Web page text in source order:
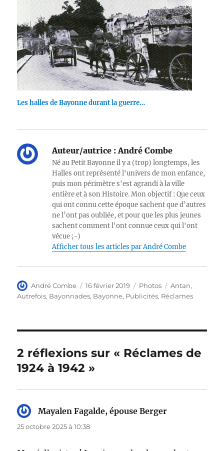
Les halles de Bayonne durant la guerre…
Auteur/autrice :André Combe
Né au Petit Bayonne il y a (trop) longtemps, les
Halles ont représenté l'univers de mon enfance,
puis mon périmètre s'est agrandi à la ville
entière et à son Histoire. Mon objectif : Que ceux
qui ont connu cette époque sachent que d’autres
ne l’ont pas oubliée, et pour que les plus jeunes
sachent comment l'ont connue ceux qui l'ont
vécue ;-)
Afficher tous les articles par André Combe
Auteur
André Combe
Publié
le
16 février 2019 Catégories
Photos Étiquettes
Antan,
Autrefois, Bayonnades, Bayonne, Publicités, Réclames
2 réflexions sur « Réclames de
1924 à 1942 »
Mayalen Fagalde, épouse Berger
25 octobre 2025 à 10:38